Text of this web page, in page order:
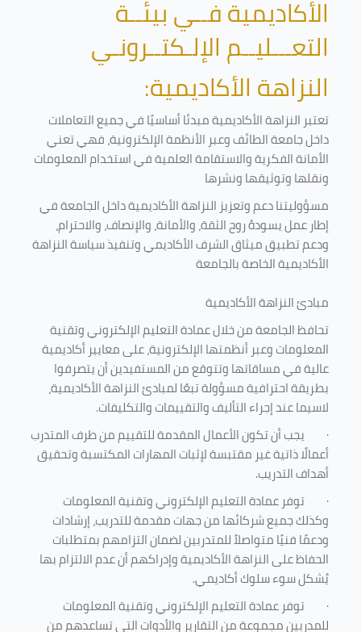
الأكاديمية فــي بيئــة
التعـــليــم الإلـكتــرونـي
النزاهة الأكاديمية:
تعتبر النزاهة الأكاديمية مبدئا أساسيًا في جميع التعاملات
داخل جامعة الطائف وعبر الأنظمة الإلكترونية، فهي تعني
الأمانة الفكرية والاستقامة العلمية في استخدام المعلومات
ونقلها وتوثيقها ونشرها
مسؤوليتنا دعم وتعزيز النزاهة الأكاديمية داخل الجامعة في
إطار عمل يسودهُ روح الثقة، والأمانة، والإنصاف، والاحترام،
ودعم تطبيق ميثاق الشرف الأكاديمي وتنفيذ سياسة النزاهة
الأكاديمية الخاصة بالجامعة
مبادئ النزاهة الأكاديمية
تحافظ الجامعة من خلال عمادة التعليم الإلكتروني وتقنية
المعلومات وعبر أنظمتها الإلكترونية، على معايير أكاديمية
عالية في مساقاتها وتتوقع من المستفيدين أن يتصرفوا
بطريقة احترافية مسؤولة تبعًا لمبادئ النزاهة الأكاديمية،
لاسيما عند إجراء التأليف والتقييمات والتكليفات.
· يجب أن تكون الأعمال المقدمة للتقييم من طرف المتدرب
أعمالًا ذاتية غير مقتبسة لإثبات المهارات المكتسبة وتحقيق
أهداف التدريب.
· توفر عمادة التعليم الإلكتروني وتقنية المعلومات
وكذلك جميع شركائها من جهات مقدمة للتدريب، إرشادات
ودعمًا فنيًا متواصلاً للمتدربين لضمان التزامهم بمتطلبات
الحفاظ على النزاهة الأكاديمية وإدراكهم أن عدم الالتزام بها
يُشكل سوء سلوك أكاديمي.
· توفر عمادة التعليم الإلكتروني وتقنية المعلومات
للمدربين مجموعة من التقارير والأدوات التي تساعدهم من